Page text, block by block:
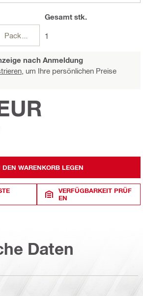
Packungen
Gesamtstk.
1
nach Anmeldung
um Ihre persönlichen Preise
DEN WARENKORB LEGEN
VERFÜGBARKEIT PRÜF
EN
Daten